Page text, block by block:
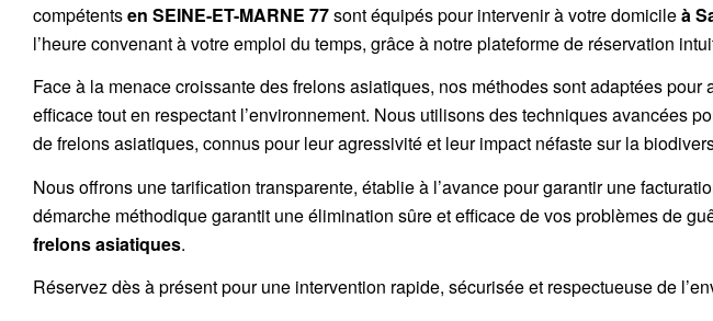
compétentsen SEINE-ET-MARNE 77sont équipés pour intervenir à votre domicileà
l’heure convenant à votre emploi du temps, grâce à notre plateforme de réservation
Face à la menace croissante des frelons asiatiques, nos méthodes sont adaptées pour
efficace tout en respectant l’environnement. Nous utilisons des techniques avancées
defrelons asiatiques, connus pour leur agressivité et leur impact néfaste sur la
Nous offrons unetarification transparente, établie à l’avance pour garantir une
démarche méthodique garantit une élimination sûre et efficace de vos problèmes de
frelons asiatiques.
Réservezdès à présent pour une intervention rapide, sécurisée et respectueuse de